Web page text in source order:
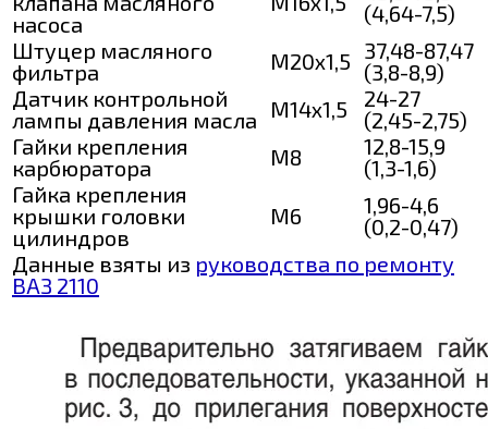
насоса
(4,64-7,5)
Штуцер масляного
фильтра
М20х1,5 37,48-87,47
(3,8-8,9)
Датчик контрольной
лампы давления масла
М14х1,5
24-27
(2,45-2,75)
Гайки крепления
карбюратора
М8
12,8-15,9
(1,3-1,6)
Гайка крепления
крышки головки
цилиндров
М6
1,96-4,6
(0,2-0,47)
Данные взяты из руководства по ремонту
ВАЗ 2110